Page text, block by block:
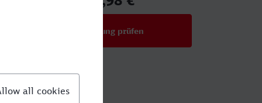
Verbindung prüfen